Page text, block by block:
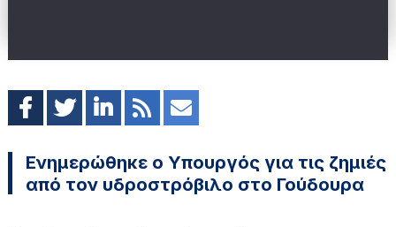
Ενημερώθηκε ο Υπουργός για τις ζημιές
από τον υδροστρόβιλο στο Γούδουρα